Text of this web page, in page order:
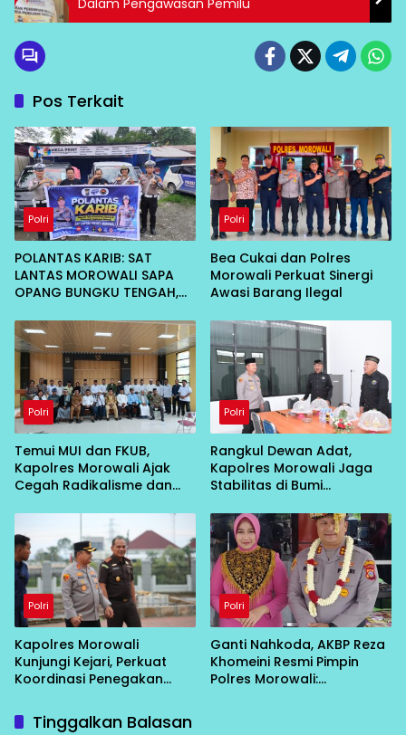
Dalam Pengawasan Pemilu
Pos Terkait
Polri
POLANTAS KARIB: SAT
LANTAS MOROWALI SAPA
OPANG BUNGKU TENGAH,
Polri
Bea Cukai dan Polres
Morowali Perkuat Sinergi
Awasi Barang Ilegal
Polri
Temui MUI dan FKUB,
Kapolres Morowali Ajak
Cegah Radikalisme dan
Polri
Rangkul Dewan Adat,
Kapolres Morowali Jaga
Stabilitas di Bumi
Polri
Kapolres Morowali
Kunjungi Kejari, Perkuat
Koordinasi Penegakan
Polri
Ganti Nahkoda, AKBP Reza
Khomeini Resmi Pimpin
Polres Morowali:
Tinggalkan Balasan